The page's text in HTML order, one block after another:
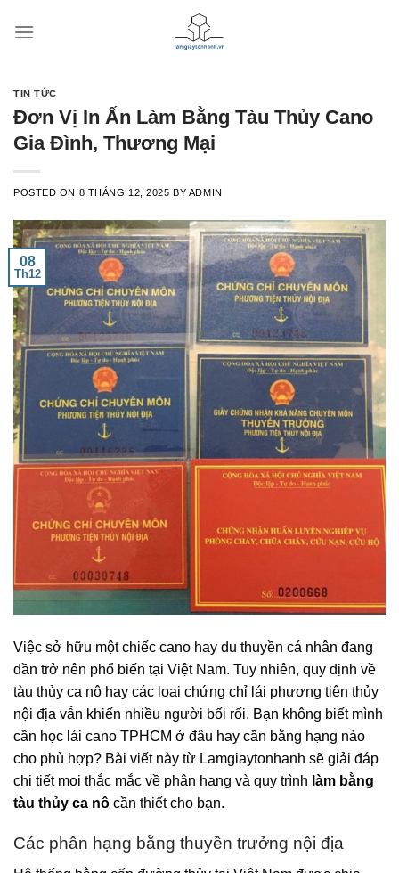
TIN TỨC
Đơn Vị In Ấn Làm Bằng Tàu Thủy Cano
Gia Đình, Thương Mại
POSTED ON 8 THÁNG 12, 2025 BY ADMIN
08
Th12
Việc sở hữu một chiếc cano hay du thuyền cá nhân đang
dần trở nên phổ biến tại Việt Nam. Tuy nhiên, quy định về
tàu thủy ca nô hay các loại chứng chỉ lái phương tiện thủy
nội địa vẫn khiến nhiều người bối rối. Bạn không biết mình
cần học lái cano TPHCM ở đâu hay cần bằng hạng nào
cho phù hợp? Bài viết này từ Lamgiaytonhanh sẽ giải đáp
chi tiết mọi thắc mắc về phân hạng và quy trình làm bằng
tàu thủy ca nô cần thiết cho bạn.
Các phân hạng bằng thuyền trưởng nội địa